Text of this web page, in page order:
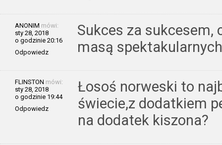
ANONIM mówi:
sty 28, 2018
o godzinie 20:16
Odpowiedz
Sukces za sukcesem,
masą
FLINSTON mówi:
sty 28, 2018
o godzinie 19:44
Odpowiedz
Łosoś norweski to
świecie,z dodatkiem
na dodatek kiszona?